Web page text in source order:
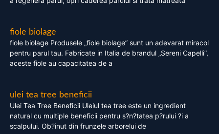
fiole biolage
fiole biolage Produsele „fiole biolage” sunt un adevarat miracol
pentru parul tau. Fabricate in Italia de brandul „Sereni Capelli”,
aceste fiole au capacitatea de a
ulei tea tree beneficii
Ulei Tea Tree Beneficii Uleiul tea tree este un ingredient
natural cu multiple beneficii pentru s?n?tatea p?rului ?i a
scalpului. Ob?inut din frunzele arborelui de